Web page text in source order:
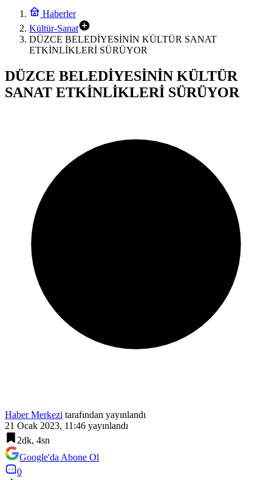
Haberler
Kültür-Sanat
DÜZCE BELEDİYESİNİN KÜLTÜR SANAT
ETKİNLİKLERİ SÜRÜYOR
DÜZCE BELEDİYESİNİN KÜLTÜR
SANAT ETKİNLİKLERİ SÜRÜYOR
Haber Merkezi tarafından yayınlandı
21 Ocak 2023, 11:46 yayınlandı
2dk, 4sn
Google'da Abone Ol
0